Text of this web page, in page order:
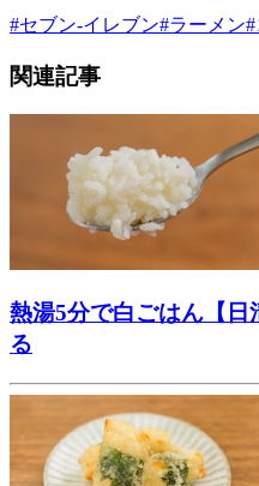
#セブン-イレブン#ラーメン#
関連記事
熱湯5分で白ごはん【
る